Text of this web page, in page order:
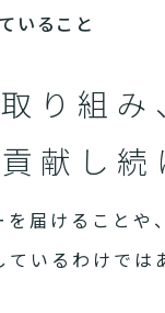
いること
り組み
献し続
届けることや、
いるわけでは